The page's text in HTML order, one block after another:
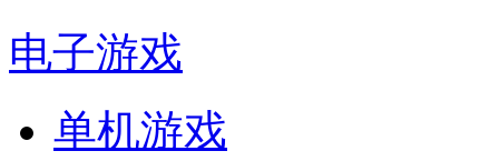
电子游戏
单机游戏